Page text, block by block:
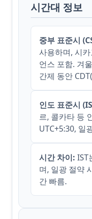
시간대 정보
중부 표준시
사용하며, 시
언스 포함. 겨
간제 동안
인도 표준시
르, 콜카타 등
UTC+5:30, 일
시간 차이: IST
며, 일광 절약
간 빠름.